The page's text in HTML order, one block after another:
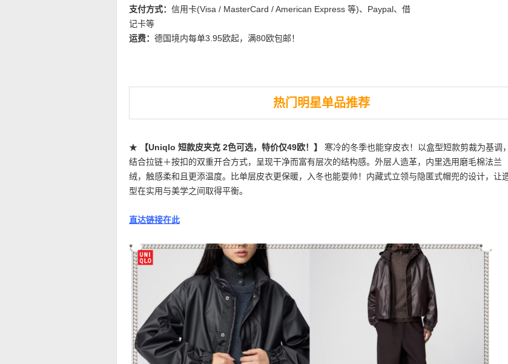
支付方式： 信用卡(Visa / MasterCard / American Express 等)、Paypal、借
记卡等
运费： 德国境内每单3.95欧起，满80欧包邮！
热门明星单品推荐
★ 【Uniqlo 短款皮夹克 2色可选，特价仅49欧！】
寒冷的冬季也能穿皮衣！以盒型短款剪裁为基调，
结合拉链＋按扣的双重开合方式，呈现干净而富有层次的结构感。外层人造革，内里选用磨毛棉法兰
绒，触感柔和且更添温度。比单层皮衣更保暖，入冬也能耍帅！内藏式立领与隐匿式帽兜的设计，让
型在实用与美学之间取得平衡。
直达链接在此